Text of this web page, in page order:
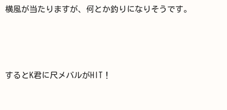
横風が当たりますが、何とか釣りになりそうです。
するとK君に尺メバルがHIT！